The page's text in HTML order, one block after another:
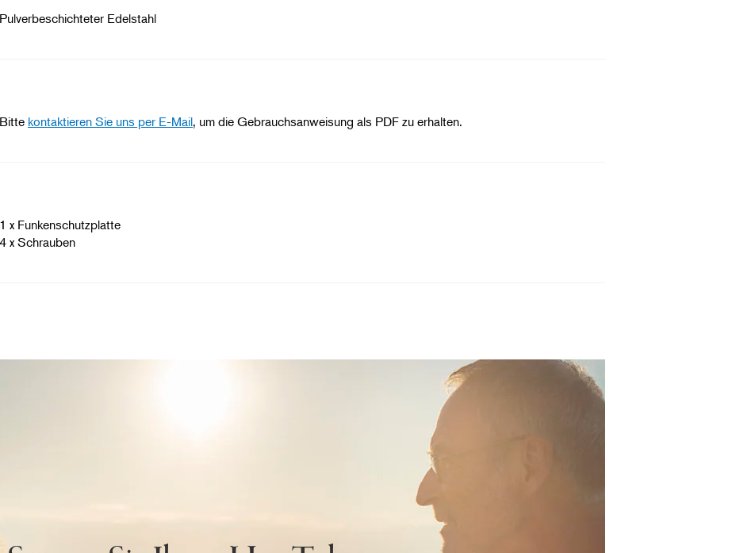
Pulverbeschichteter Edelstahl
Bitte kontaktieren Sie uns per E-Mail, um die Gebrauchsanweisung als PDF zu erhalten.
1 x Funkenschutzplatte
4 x Schrauben